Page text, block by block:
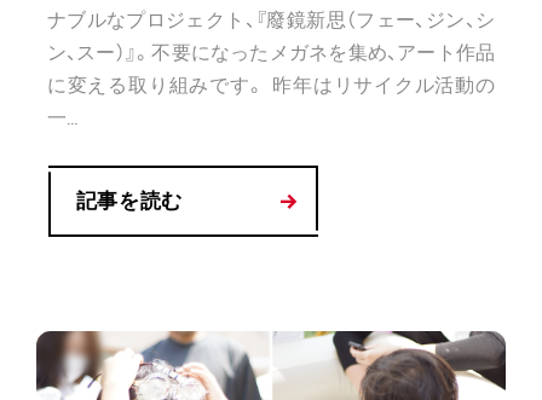
ナブルなプロジェクト、『廢鏡新思（フェー、ジン、シ
ン、スー）』。不要になったメガネを集め、アート作品
に変える取り組みです。 昨年はリサイクル活動の
一...
記事を読む